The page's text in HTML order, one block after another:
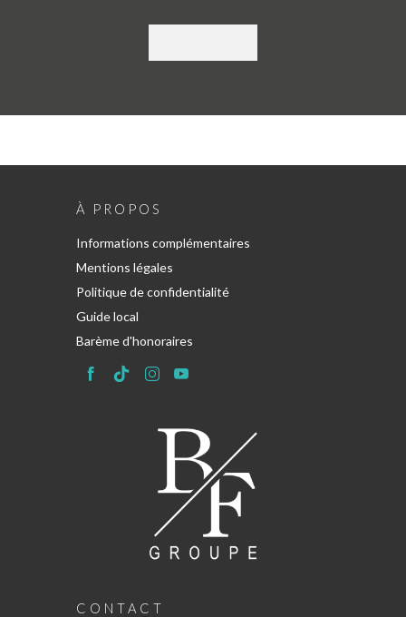
À PROPOS
Informations complémentaires
Mentions légales
Politique de confidentialité
Guide local
Barème d'honoraires
CONTACT